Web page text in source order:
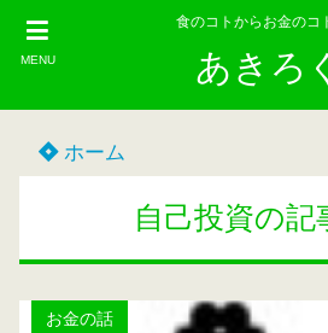
MENU
食のコトからお金のコ
あきろ
ホーム
自己投資の記
お金の話